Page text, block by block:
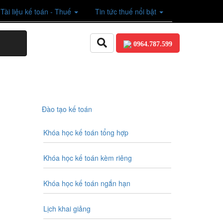
Tài liệu kế toán - Thuế Tin tức thuế nổi bật
0964.787.599
Đào tạo kế toán
Khóa học kế toán tổng hợp
Khóa học kế toán kèm riêng
Khóa học kế toán ngắn hạn
Lịch khai giảng